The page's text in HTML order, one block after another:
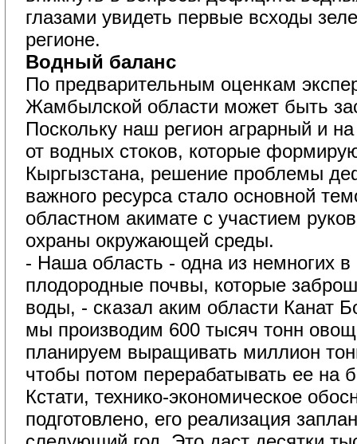
глазами увидеть первые всходы
регионе.
Водный баланс
По предварительным оценкам
Жамбылской области может быть
Поскольку наш регион аграрный и
от водных стоков, которые
Кыргызстана, решение проблемы
важного ресурса стало основной
областном акимате с участием
охраны окружающей среды.
- Наша область - одна из немногих в
плодородные почвы, которые
воды, - сказал аким области Канат
мы производим 600 тысяч тонн
планируем выращивать миллион
чтобы потом перерабатывать ее на
Кстати, технико-экономическое
подготовлено, его реализация